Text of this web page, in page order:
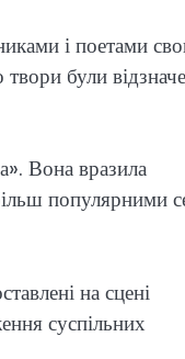
і поетами
були
Вона вразила
популярними
на сцені
суспільних